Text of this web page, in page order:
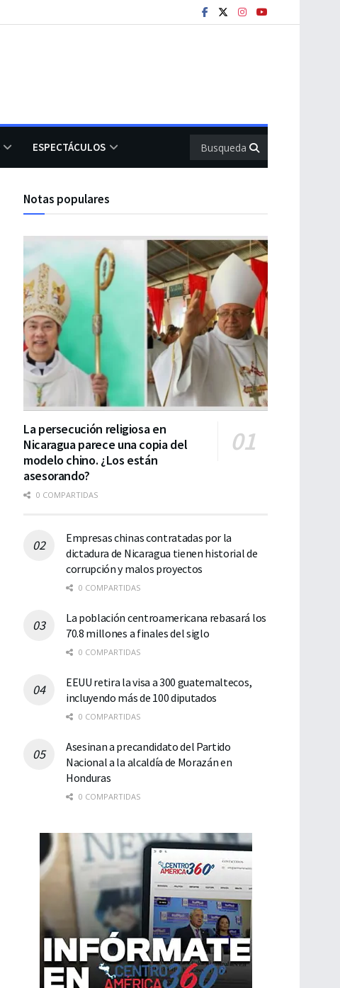
ESPECTÁCULOS
Notas populares
La persecución religiosa en
Nicaragua parece una copia del
modelo chino. ¿Los están
asesorando?
0 COMPARTIDAS
Empresas chinas contratadas por la
dictadura de Nicaragua tienen historial de
corrupción y malos proyectos
0 COMPARTIDAS
La población centroamericana rebasará los
70.8 millones a finales del siglo
0 COMPARTIDAS
EEUU retira la visa a 300 guatemaltecos,
incluyendo más de 100 diputados
0 COMPARTIDAS
Asesinan a precandidato del Partido
Nacional a la alcaldía de Morazán en
Honduras
0 COMPARTIDAS